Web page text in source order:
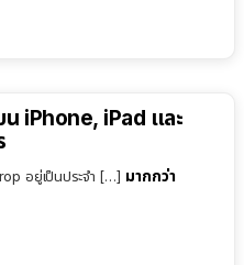
น iPhone, iPad และ
อยู่เป็นประจำ […] มากกว่า